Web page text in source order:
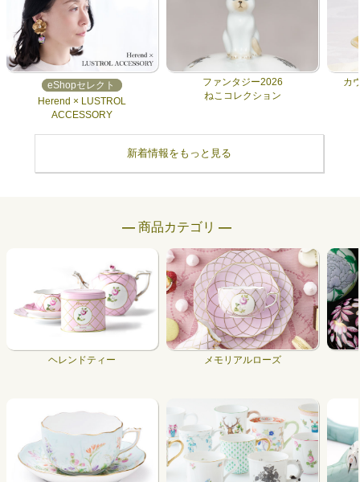
eShopセレクト
Herend × LUSTROL
ACCESSORY
ファンタジー2026
ねこコレクション
カ
新着情報をもっと見る
― 商品カテゴリ ―
ヘレンドティー メモリアルローズ